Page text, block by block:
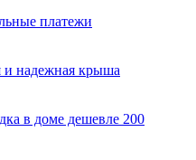
платежи
и надежная крыша
в доме дешевле 200